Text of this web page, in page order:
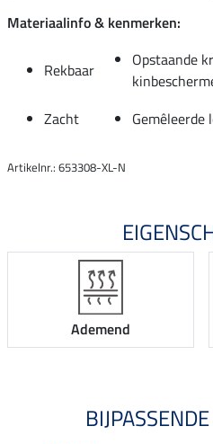
Materiaalinfo & kenmerken:
Rekbaar
Opstaande
Zacht
Gemêleerde
Artikelnr.: 653308-XL-N
Ademend